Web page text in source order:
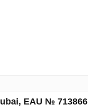
EAU № 713866